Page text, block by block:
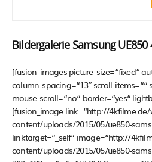
Bildergalerie Samsung
[fusion_images picture_size=“fixed“
column_spacing=“13″ scroll_items=““
mouse_scroll=“no“ border=“yes“
[fusion_image link=“http://
content/uploads/2015/05/ue850-
linktarget=“_self“ image=“http://
content/uploads/2015/05/ue850-